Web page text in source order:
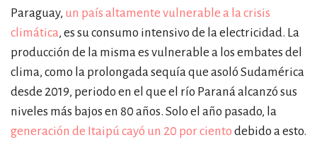
Paraguay, un país altamente vulnerable a la crisis
climática, es su consumo intensivo de la electricidad. La
producción de la misma es vulnerable a los embates del
clima, como la prolongada sequía que asoló Sudamérica
desde 2019, periodo en el que el río Paraná alcanzó sus
niveles más bajos en 80 años. Solo el año pasado, la
generación de Itaipú cayó un 20 por ciento debido a esto.